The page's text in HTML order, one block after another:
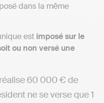
dans la même
est imposé sur le
ou non versé une
60 000 € de
ne se verse que 1